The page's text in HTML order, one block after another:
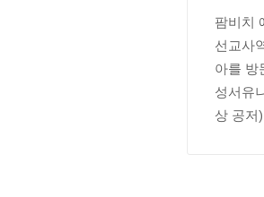
팜비치
선교사
아를 방
성서유
상 공저